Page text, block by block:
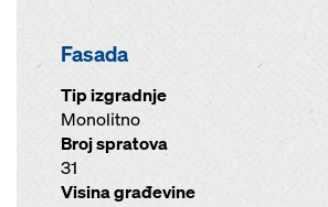
Fasada
Tip izgradnje
Monolitno
Broj spratova
31
Visina građevine